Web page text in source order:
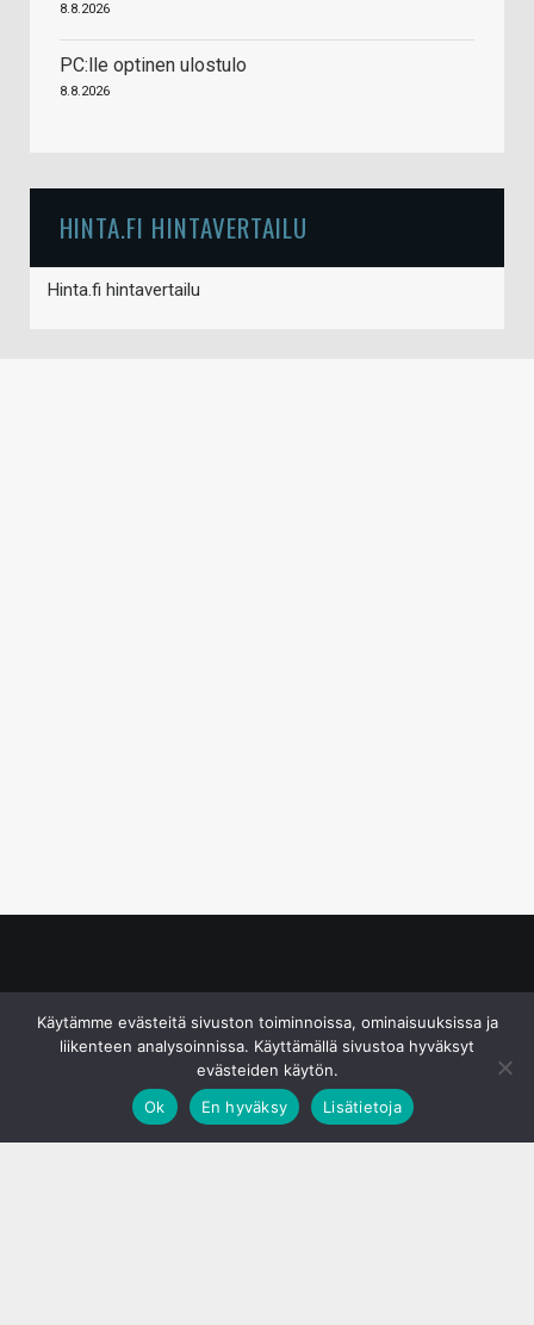
8.8.2026
PC:lle optinen ulostulo
8.8.2026
HINTA.FI HINTAVERTAILU
Hinta.fi hintavertailu
Käytämme evästeitä sivuston toiminnoissa, ominaisuuksissa ja
liikenteen analysoinnissa. Käyttämällä sivustoa hyväksyt
evästeiden käytön.
Ok
En hyväksy Lisätietoja